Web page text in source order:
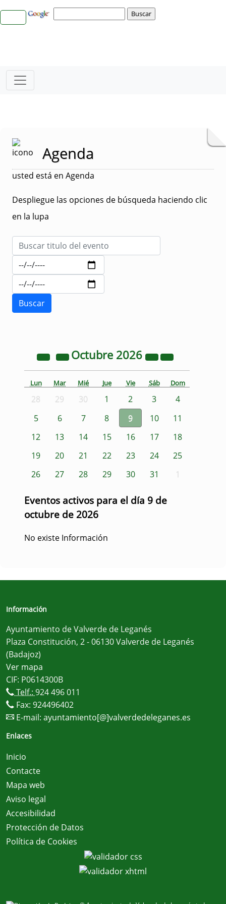
Agenda
usted está en Agenda
Despliegue las opciones de búsqueda haciendo clic
en la lupa
Octubre 2026
Lun Mar Mié Jue Vie Sáb Dom
28 29 30 1 2 3
4
5
6 7 8 9 10
11
12
13 14 15 16 17
18
19
20 21 22 23 24
25
26
27 28 29 30 31 1
Eventos activos para el día 9 de
octubre de 2026
No existe Información
Información
Ayuntamiento de Valverde de Leganés
Plaza Constitución, 2 - 06130 Valverde de Leganés
(Badajoz)
Ver mapa
CIF: P0614300B
Telf.: 924 496 011
Fax: 924496402
E-mail: ayuntamiento[@]valverdedeleganes.es
Enlaces
Inicio
Contacte
Mapa web
Aviso legal
Accesibilidad
Protección de Datos
Política de Cookies